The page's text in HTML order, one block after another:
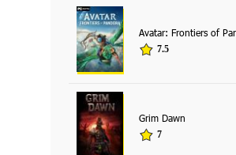
Avatar: Frontiers of
7.5
Grim Dawn
7